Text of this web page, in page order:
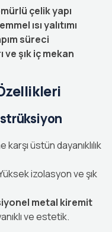
çelik yapı
ısı yalıtımı
süreci
şık iç mekan
karşı üstün dayanıklılık
izolasyon ve şık
metal kiremit
ve estetik.